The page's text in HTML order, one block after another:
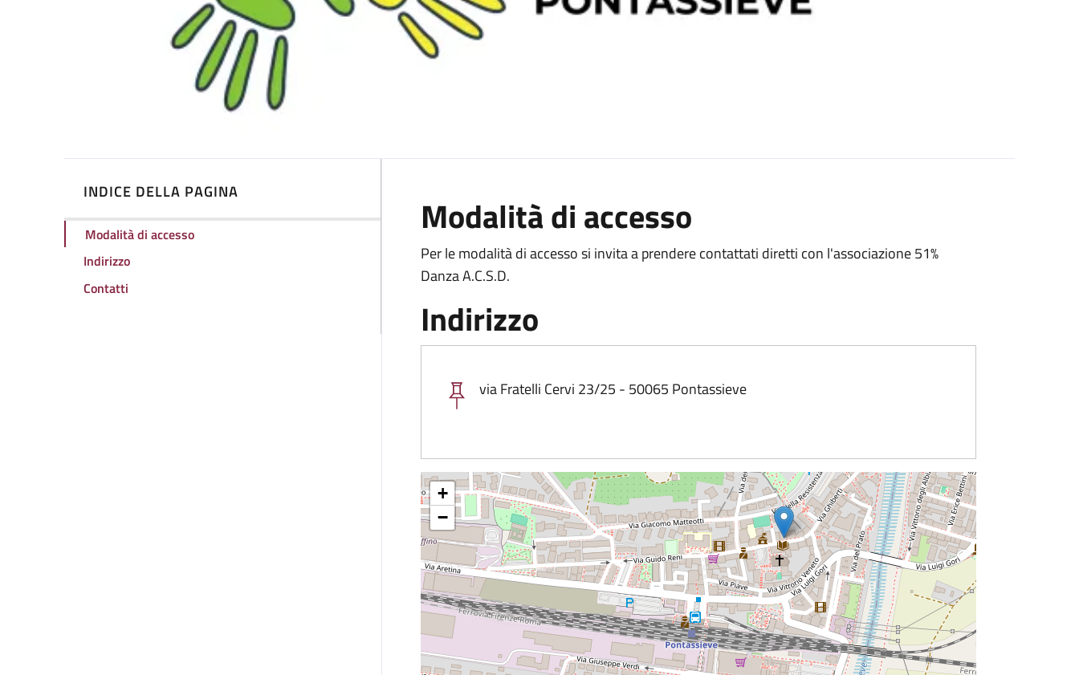
INDICE DELLA PAGINA
Modalità di accesso
Indirizzo
Contatti
Modalità di accesso
Per le modalità di accesso si invita a prendere contattati diretti con l'associazione 51%
Danza A.C.S.D.
Indirizzo
via Fratelli Cervi 23/25 - 50065 Pontassieve
+
−